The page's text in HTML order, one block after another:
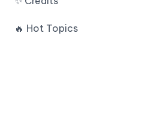
🟢 LLM Settings
🟢 理解人工智能思维
🟢 Random Sequence
Smuggling
🟢 Payload Splitting
PromptTools
🔥 Hot Topics